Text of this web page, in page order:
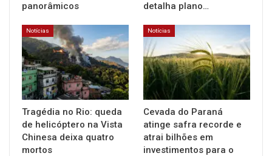
panorâmicos
detalha plano…
Notícias
Tragédia no Rio: queda
de helicóptero na Vista
Chinesa deixa quatro
mortos
Notícias
Cevada do Paraná
atinge safra recorde e
atrai bilhões em
investimentos para o